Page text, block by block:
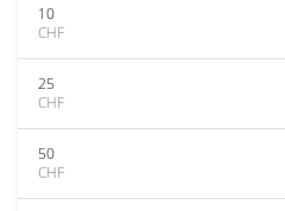
10
CHF
25
CHF
50
CHF